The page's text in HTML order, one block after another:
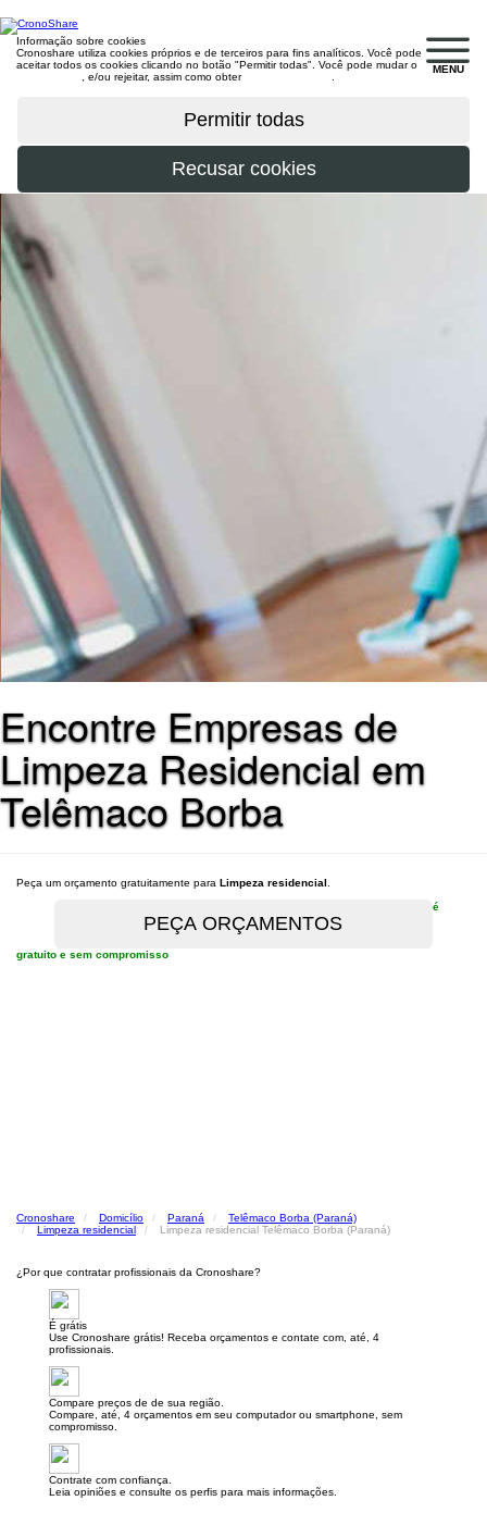
MENU
Informação sobre cookies
Cronoshare utiliza cookies próprios e de terceiros para fins analíticos. Você pode
aceitar todos os cookies clicando no botão "Permitir todas". Você pode mudar o
, e/ou rejeitar, assim como obter
Encontre Empresas de
Limpeza Residencial em
Telêmaco Borba
Peça um orçamento gratuitamente para Limpeza residencial
é
gratuito e sem compromisso
Cronoshare Domicílio Paraná
Telêmaco Borba (Paraná)
Limpeza residencial
Limpeza residencial Telêmaco Borba (Paraná)
¿Por que contratar profissionais da Cronoshare?
É grátis
Use Cronoshare grátis! Receba orçamentos e contate com, até, 4
profissionais.
Compare preços de de sua região.
Compare, até, 4 orçamentos em seu computador ou smartphone, sem
compromisso.
Contrate com confiança.
Leia opiniões e consulte os perfis para mais informações.